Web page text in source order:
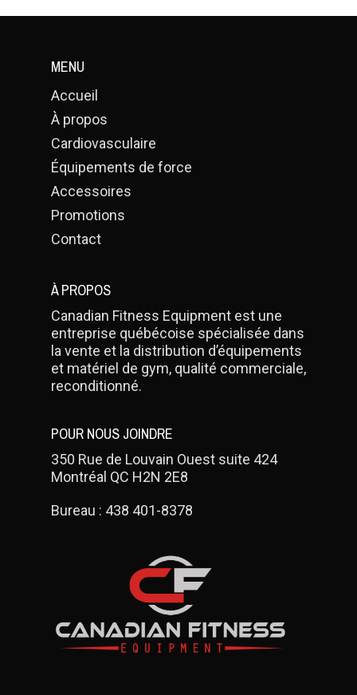
MENU
Accueil
À propos
Cardiovasculaire
Équipements de force
Accessoires
Promotions
Contact
À PROPOS
Canadian Fitness Equipment est une
entreprise québécoise spécialisée dans
la vente et la distribution d’équipements
et matériel de gym, qualité commerciale,
reconditionné.
POUR NOUS JOINDRE
350 Rue de Louvain Ouest suite 424
Montréal QC H2N 2E8
Bureau : 438 401-8378